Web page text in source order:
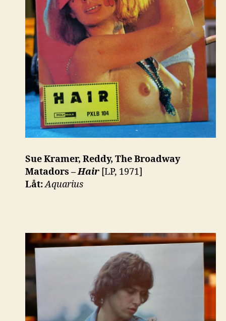
Sue Kramer, Reddy, The Broadway
Matadors –Hair [LP, 1971]
Låt:Aquarius